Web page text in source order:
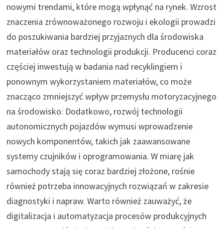
nowymi trendami, które mogą wpłynąć na rynek. Wzrost
znaczenia zrównoważonego rozwoju i ekologii prowadzi
do poszukiwania bardziej przyjaznych dla środowiska
materiałów oraz technologii produkcji. Producenci coraz
częściej inwestują w badania nad recyklingiem i
ponownym wykorzystaniem materiałów, co może
znacząco zmniejszyć wpływ przemysłu motoryzacyjnego
na środowisko. Dodatkowo, rozwój technologii
autonomicznych pojazdów wymusi wprowadzenie
nowych komponentów, takich jak zaawansowane
systemy czujników i oprogramowania. W miarę jak
samochody stają się coraz bardziej złożone, rośnie
również potrzeba innowacyjnych rozwiązań w zakresie
diagnostyki i napraw. Warto również zauważyć, że
digitalizacja i automatyzacja procesów produkcyjnych